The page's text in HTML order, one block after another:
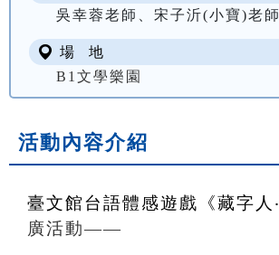
吳幸蓉老師、宋子沂(小寶)老師
場 地
B1文學樂園
活動內容介紹
臺文館台語體感遊戲《藏字人 ‧
廣活動——